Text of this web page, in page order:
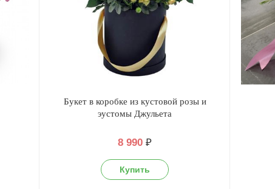
Букет в коробке из кустовой розы и
эустомы Джульета
8 990 ₽